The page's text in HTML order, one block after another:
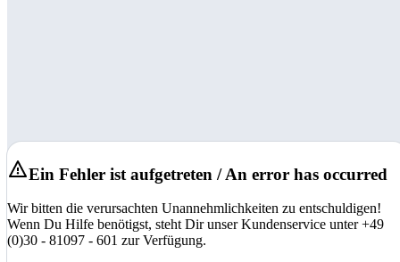
Ein Fehler ist aufgetreten / An error has occurred
Wir bitten die verursachten Unannehmlichkeiten zu entschuldigen!
Wenn Du Hilfe benötigst, steht Dir unser Kundenservice unter +49
(0)30 - 81097 - 601 zur Verfügung.